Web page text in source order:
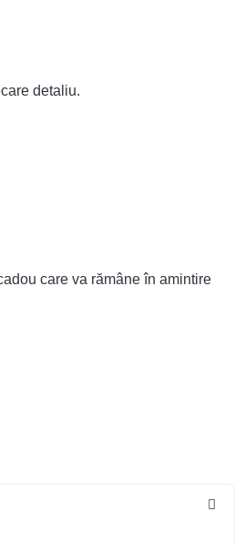
detaliu.
care va rămâne în amintire